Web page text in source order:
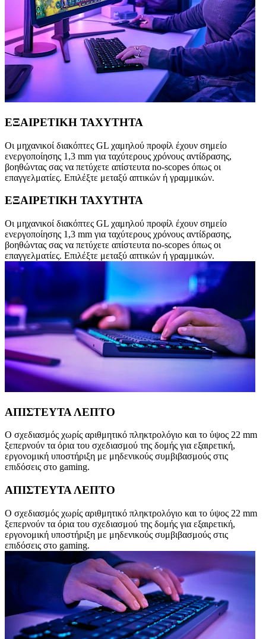
ΕΞΑΙΡΕΤΙΚΗ ΤΑΧΥΤΗΤΑ
Οι μηχανικοί διακόπτες GL χαμηλού προφίλ έχουν σημείο
ενεργοποίησης 1,3 mm για ταχύτερους χρόνους αντίδρασης,
βοηθώντας σας να πετύχετε απίστευτα no-scopes όπως οι
επαγγελματίες. Επιλέξτε μεταξύ απτικών ή γραμμικών.
ΕΞΑΙΡΕΤΙΚΗ ΤΑΧΥΤΗΤΑ
Οι μηχανικοί διακόπτες GL χαμηλού προφίλ έχουν σημείο
ενεργοποίησης 1,3 mm για ταχύτερους χρόνους αντίδρασης,
βοηθώντας σας να πετύχετε απίστευτα no-scopes όπως οι
επαγγελματίες. Επιλέξτε μεταξύ απτικών ή γραμμικών.
ΑΠΙΣΤΕΥΤΑ ΛΕΠΤΟ
Ο σχεδιασμός χωρίς αριθμητικό πληκτρολόγιο και το ύψος 22 mm
ξεπερνούν τα όρια του σχεδιασμού της δομής για εξαιρετική,
εργονομική υποστήριξη με μηδενικούς συμβιβασμούς στις
επιδόσεις στo gaming.
ΑΠΙΣΤΕΥΤΑ ΛΕΠΤΟ
Ο σχεδιασμός χωρίς αριθμητικό πληκτρολόγιο και το ύψος 22 mm
ξεπερνούν τα όρια του σχεδιασμού της δομής για εξαιρετική,
εργονομική υποστήριξη με μηδενικούς συμβιβασμούς στις
επιδόσεις στo gaming.